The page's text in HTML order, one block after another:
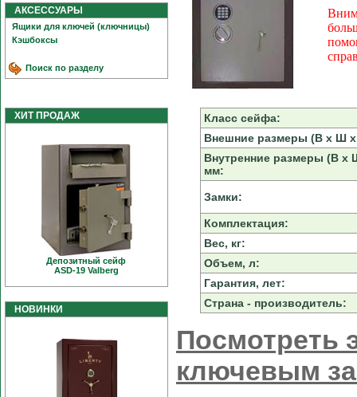
АКСЕССУАРЫ
Ящики для ключей (ключницы)
Кэшбоксы
Поиск по разделу
ХИТ ПРОДАЖ
Депозитный сейф
ASD-19 Valberg
НОВИНКИ
Класс сейфа:
Внешние размеры (В х Ш
Внутренние размеры (В х
мм:
Замки:
Комплектация:
Вес, кг:
Объем, л:
Гарантия, лет:
Страна - производитель:
Посмотреть
ключевым